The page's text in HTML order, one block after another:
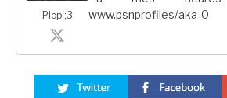
Plop ;3
www.psnprofiles/aka-0